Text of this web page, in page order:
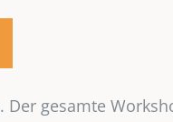
gesamte